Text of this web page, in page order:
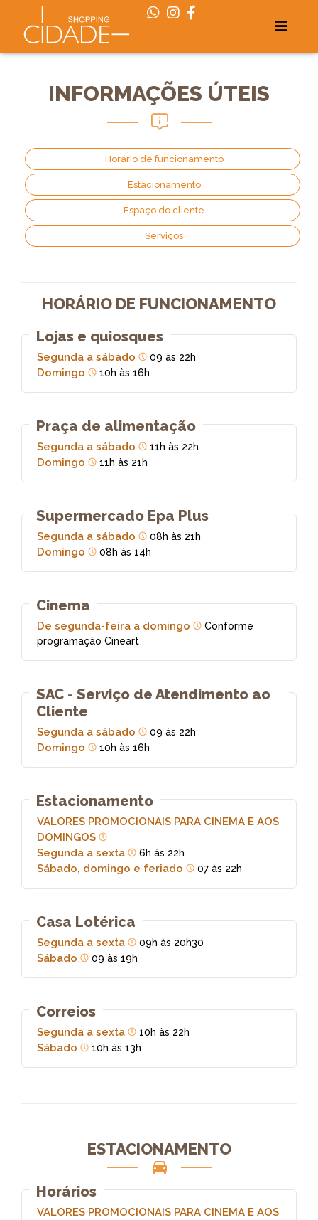
INFORMAÇÕES ÚTEIS
Horário de funcionamento
Estacionamento
Espaço do cliente
Serviços
HORÁRIO DE FUNCIONAMENTO
Lojas e quiosques
Segunda a sábado 09 às 22h
Domingo 10h às 16h
Praça de alimentação
Segunda a sábado 11h às 22h
Domingo 11h às 21h
Supermercado Epa Plus
Segunda a sábado 08h às 21h
Domingo 08h às 14h
Cinema
De segunda-feira a domingo
Conforme
programação Cineart
SAC - Serviço de Atendimento ao
Cliente
Segunda a sábado 09 às 22h
Domingo 10h às 16h
Estacionamento
VALORES PROMOCIONAIS PARA CINEMA E AOS
DOMINGOS
Segunda a sexta
6h às 22h
Sábado, domingo e feriado 07 às 22h
Casa Lotérica
Segunda a sexta 09h às 20h30
Sábado 09 às 19h
Correios
Segunda a sexta 10h às 22h
Sábado 10h às 13h
ESTACIONAMENTO
Horários
VALORES PROMOCIONAIS PARA CINEMA E AOS